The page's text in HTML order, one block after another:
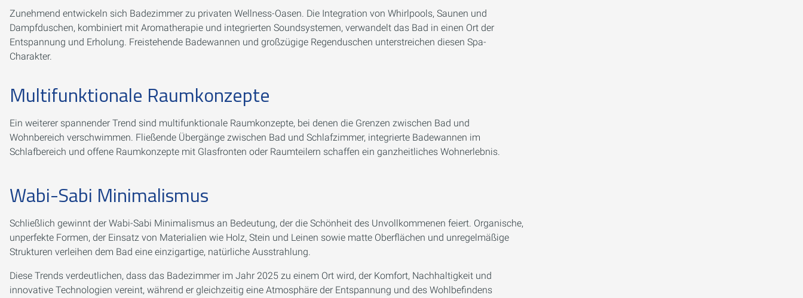
Zunehmend entwickeln sich Badezimmer zu privaten Wellness-Oasen. Die Integration von Whirlpools, Saunen und
Dampfduschen, kombiniert mit Aromatherapie und integrierten Soundsystemen, verwandelt das Bad in einen Ort der
Entspannung und Erholung. Freistehende Badewannen und großzügige Regenduschen unterstreichen diesen Spa-
Charakter.
Multifunktionale Raumkonzepte
Ein weiterer spannender Trend sind multifunktionale Raumkonzepte, bei denen die Grenzen zwischen Bad und
Wohnbereich verschwimmen. Fließende Übergänge zwischen Bad und Schlafzimmer, integrierte Badewannen im
Schlafbereich und offene Raumkonzepte mit Glasfronten oder Raumteilern schaffen ein ganzheitliches Wohnerlebnis.
Wabi-Sabi Minimalismus
Schließlich gewinnt der Wabi-Sabi Minimalismus an Bedeutung, der die Schönheit des Unvollkommenen feiert. Organische,
unperfekte Formen, der Einsatz von Materialien wie Holz, Stein und Leinen sowie matte Oberflächen und unregelmäßige
Strukturen verleihen dem Bad eine einzigartige, natürliche Ausstrahlung.
Diese Trends verdeutlichen, dass das Badezimmer im Jahr 2025 zu einem Ort wird, der Komfort, Nachhaltigkeit und
innovative Technologien vereint, während er gleichzeitig eine Atmosphäre der Entspannung und des Wohlbefindens